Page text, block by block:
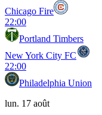
Chicago Fire
22:00
Portland Timbers
New York City FC
22:00
Philadelphia Union
lun. 17 août